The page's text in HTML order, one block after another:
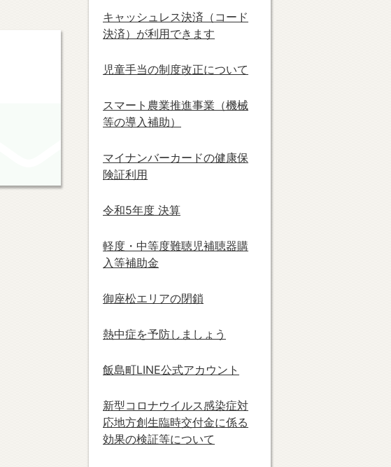
キャッシュレス決済（コード
決済）が利用できます
児童手当の制度改正について
スマート農業推進事業（機械
等の導入補助）
マイナンバーカードの健康保
険証利用
令和5年度 決算
軽度・中等度難聴児補聴器購
入等補助金
御座松エリアの閉鎖
熱中症を予防しましょう
飯島町LINE公式アカウント
新型コロナウイルス感染症対
応地方創生臨時交付金に係る
効果の検証等について